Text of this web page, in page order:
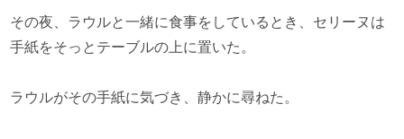
その夜、ラウルと一緒に食事をしているとき、セリーヌは
手紙をそっとテーブルの上に置いた。
ラウルがその手紙に気づき、静かに尋ねた。